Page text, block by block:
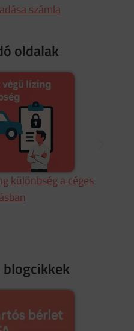
számla
oldalak
Így írhatod le
át is
blogcikkek